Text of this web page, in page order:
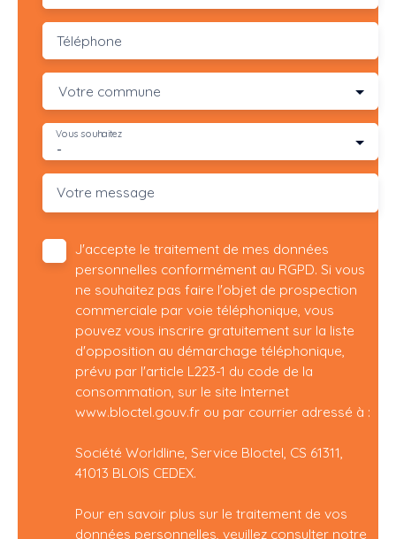
Téléphone
Votre commune
-
Vous souhaitez
Votre message
J'accepte le traitement de mes données
personnelles conformément au RGPD. Si vous
ne souhaitez pas faire l'objet de prospection
commerciale par voie téléphonique, vous
pouvez vous inscrire gratuitement sur la liste
d'opposition au démarchage téléphonique,
prévu par l'article L223-1 du code de la
consommation, sur le site Internet
www.bloctel.gouv.fr ou par courrier adressé à :
Société Worldline, Service Bloctel, CS 61311,
41013 BLOIS CEDEX.
Pour en savoir plus sur le traitement de vos
données personnelles, veuillez consulter notre